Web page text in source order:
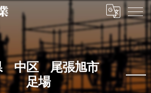
中区 尾張旭市
足場